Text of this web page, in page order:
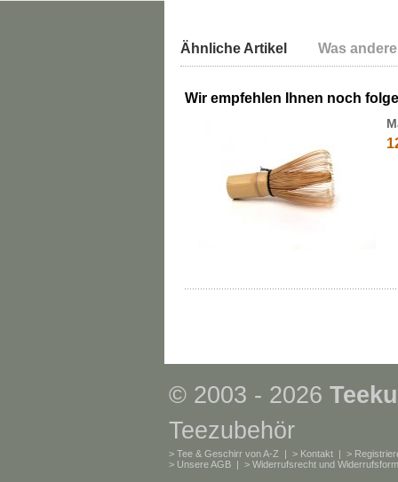
Ähnliche Artikel Was
Wir empfehlen Ihnen noch
© 2003 - 2026
Teezubehör
> Tee & Geschirr von A-Z | > Kontakt | >
> Unsere AGB | > Widerrufsrecht und